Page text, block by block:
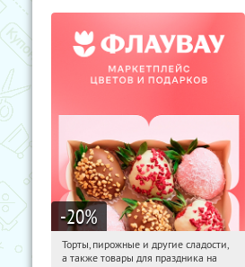
-20%
03:33:39 Получили:
Торты, пирожные и другие сладости,
а также товары для праздника на